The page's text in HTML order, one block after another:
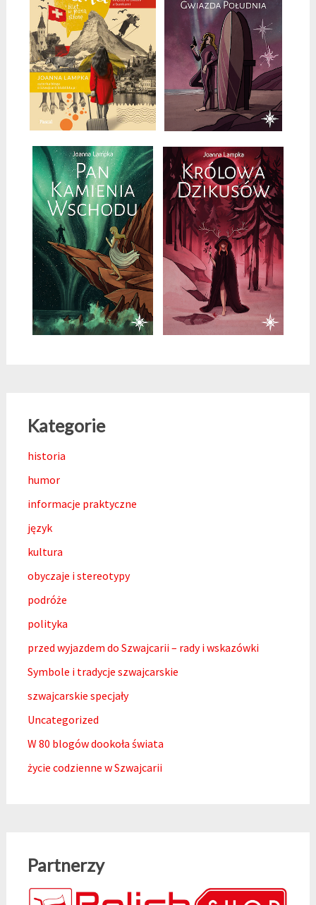
Kategorie
historia
humor
informacje praktyczne
język
kultura
obyczaje i stereotypy
podróże
polityka
przed wyjazdem do Szwajcarii – rady i wskazówki
Symbole i tradycje szwajcarskie
szwajcarskie specjały
Uncategorized
W 80 blogów dookoła świata
życie codzienne w Szwajcarii
Partnerzy